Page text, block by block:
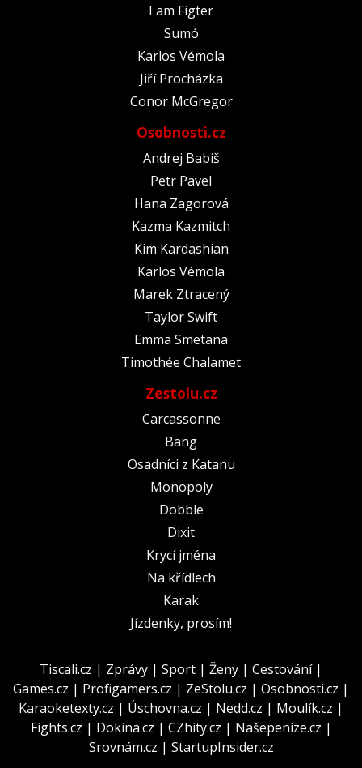
I am Figter
Sumó
Karlos Vémola
Jiří Procházka
Conor McGregor
Osobnosti.cz
Andrej Babiš
Petr Pavel
Hana Zagorová
Kazma Kazmitch
Kim Kardashian
Karlos Vémola
Marek Ztracený
Taylor Swift
Emma Smetana
Timothée Chalamet
Zestolu.cz
Carcassonne
Bang
Osadníci z Katanu
Monopoly
Dobble
Dixit
Krycí jména
Na křídlech
Karak
Jízdenky, prosím!
Tiscali.cz | Zprávy | Sport | Ženy | Cestování|
Games.cz | Profigamers.cz | ZeStolu.cz | Osobnosti.cz |
Karaoketexty.cz | Úschovna.cz | Nedd.cz | Moulík.cz |
Fights.cz | Dokina.cz | CZhity.cz | Našepeníze.cz |
Srovnám.cz | StartupInsider.cz